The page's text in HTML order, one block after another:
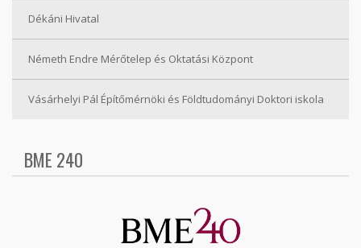
Dékáni Hivatal
Németh Endre Mérőtelep és Oktatási Központ
Vásárhelyi Pál Építőmérnöki és Földtudományi Doktori iskola
BME 240